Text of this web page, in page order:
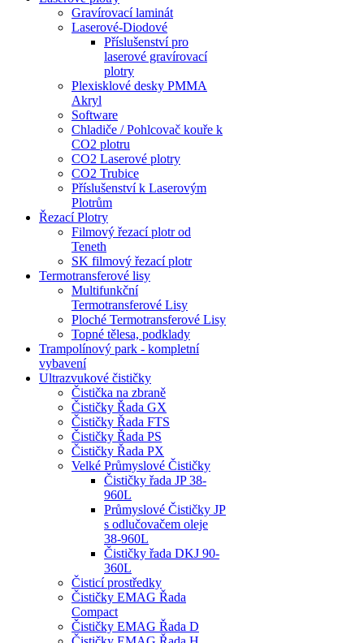
Gravírovací laminát
Laserové-Diodové
Příslušenství pro
laserové gravírovací
plotry
Plexisklové desky PMMA
Akryl
Software
Chladiče / Pohlcovač kouře k
CO2 plotru
CO2 Laserové plotry
CO2 Trubice
Příslušenství k Laserovým
Plotrům
Řezací Plotry
Filmový řezací plotr od
Teneth
SK filmový řezací plotr
Termotransferové lisy
Multifunkční
Termotransferové Lisy
Ploché Termotransferové Lisy
Topné tělesa, podklady
Trampolínový park - kompletní
vybavení
Ultrazvukové čističky
Čistička na zbraně
Čističky Řada GX
Čističky Řada FTS
Čističky Řada PS
Čističky Řada PX
Velké Průmyslové Čističky
Čističky řada JP 38-
960L
Průmyslové Čističky JP
s odlučovačem oleje
38-960L
Čističky řada DKJ 90-
360L
Čisticí prostředky
Čističky EMAG Řada
Compact
Čističky EMAG Řada D